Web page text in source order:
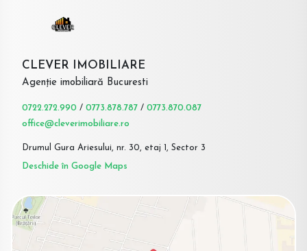
CLEVER IMOBILIARE
Agenție imobiliară Bucuresti
0722.272.990 / 0773.878.787 / 0773.870.087
office@cleverimobiliare.ro
Drumul Gura Ariesului, nr. 30, etaj 1, Sector 3
Deschide în Google Maps